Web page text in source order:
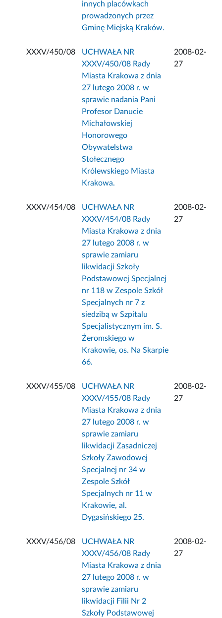
innych placówkach
prowadzonych przez
Gminę Miejską Kraków.
XXXV/450/08
UCHWAŁA NR
XXXV/450/08 Rady
Miasta Krakowa z dnia
27 lutego 2008 r. w
sprawie nadania Pani
Profesor Danucie
Michałowskiej
Honorowego
Obywatelstwa
Stołecznego
Królewskiego Miasta
Krakowa.
2008-02-
27
XXXV/454/08
UCHWAŁA NR
XXXV/454/08 Rady
Miasta Krakowa z dnia
27 lutego 2008 r. w
sprawie zamiaru
likwidacji Szkoły
Podstawowej Specjalnej
nr 118 w Zespole Szkół
Specjalnych nr 7 z
siedzibą w Szpitalu
Specjalistycznym im. S.
Żeromskiego w
Krakowie, os. Na Skarpie
66.
2008-02-
27
XXXV/455/08
UCHWAŁA NR
XXXV/455/08 Rady
Miasta Krakowa z dnia
27 lutego 2008 r. w
sprawie zamiaru
likwidacji Zasadniczej
Szkoły Zawodowej
Specjalnej nr 34 w
Zespole Szkół
Specjalnych nr 11 w
Krakowie, al.
Dygasińskiego 25.
2008-02-
27
XXXV/456/08
UCHWAŁA NR
XXXV/456/08 Rady
Miasta Krakowa z dnia
27 lutego 2008 r. w
sprawie zamiaru
likwidacji Filii Nr 2
Szkoły Podstawowej
2008-02-
27